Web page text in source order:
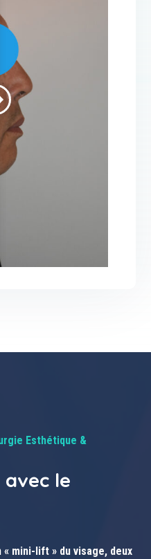
Esthétique &
le
mini-lift » du visage, deux